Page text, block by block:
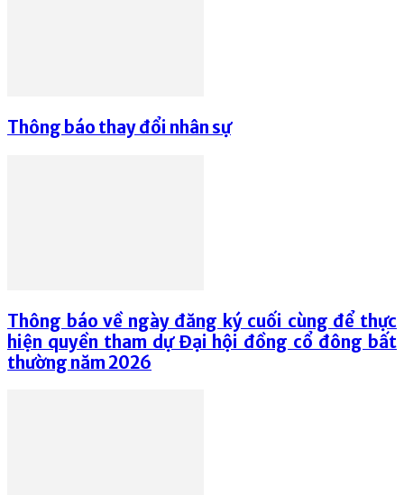
Thông báo thay đổi nhân sự
Thông báo về ngày đăng ký cuối cùng để thực
hiện quyền tham dự Đại hội đồng cổ đông bất
thường năm 2026